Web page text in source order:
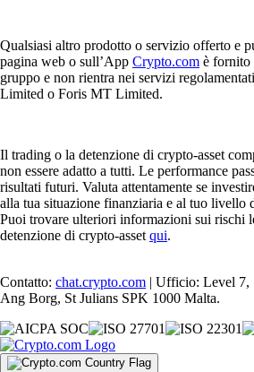
Qualsiasi altro prodotto o servizio offerto e
pagina web o sull’App Crypto.com è fornito
gruppo e non rientra nei servizi
Limited o Foris MT Limited.
Il trading o la detenzione di crypto-asset
non essere adatto a tutti. Le performance
risultati futuri. Valuta attentamente se
alla tua situazione finanziaria e al tuo livello
Puoi trovare ulteriori informazioni sui rischi
detenzione di crypto-asset qui.
Contatto: chat.crypto.com | Ufficio: Level 7,
Ang Borg, St Julians SPK 1000 Malta.